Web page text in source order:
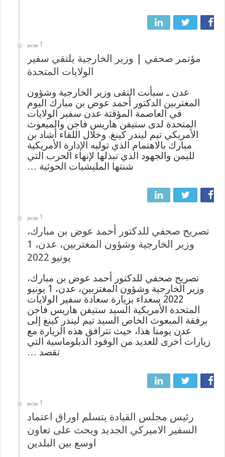
1 يونيو
مؤتمر صحفي | وزير الخارجية يلتقي سفير
الولايات المتحدة
عدن ـ سبأنت التقى وزير الخارجية وشؤون
المغتربين الدكتور أحمد عوض بن مبارك اليوم
في العاصمة المؤقتة عدن سفير الولايات
المتحدة لدى ستيفن هاريس فاجن والمبعوث
الأمريكي تيم ليندر كينغ. وخلال اللقاء أشاد بن
مبارك بالاهتمام الذي توليه الإدارة الأمريكية
لليمن والجهود الذي تبذلها لإنهاء الحرب التي
شنتها المليشيات الحوثية …
1 يونيو
تصريح صحفي للدكتور أحمد عوض بن مبارك،
وزير الخارجية وشؤون المغتربين، عدن، 1
يونيو 2022
تصريح صحفي للدكتور أحمد عوض بن مبارك،
وزير الخارجية وشؤون المغتربين، عدن، 1 يونيو
2022 سعداء بزيارة سعادة سفير الولايات
المتحدة الأمريكية السيد ستيفن هاريس فاجن
برفقة المبعوث الخاص السيد تيم ليندر كينغ إلى
عدن يومنا هذا، حيث تترافق هذه الزيارة مع
زيارات أخرى للعديد من الوفود الدبلوماسية التي
تقصد …
1 يونيو
رئيس مجلس القيادة يتسلم اوراق اعتماد
السفير الاميركي الجديد ويحث على تعاون
اوسع بين البلدين